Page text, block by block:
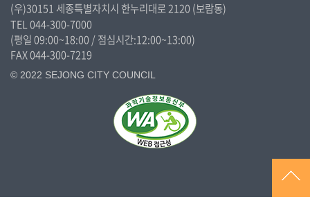
(우)30151 세종특별자치시 한누리대로 2120 (보람동)
TEL044-300-7000
(평일 09:00~18:00 / 점심시간:12:00~13:00)
FAX 044-300-7219
© 2022 SEJONG CITY COUNCIL